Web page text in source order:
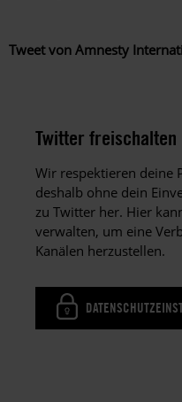
Tweet von Amnesty
Twitter freischalten
Wir respektieren deine
deshalb ohne dein
zu Twitter her. Hier
verwalten, um eine
Kanälen herzustellen.